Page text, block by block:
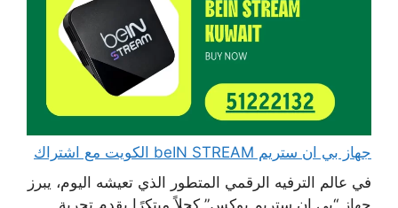
جهاز بي ان ستريم beIN STREAM الكويت مع اشتراك
في عالم الترفيه الرقمي المتطور الذي تعيشه اليوم، يبرز
جهاز “بي إن ستريم بوكس” كحلاً مبتكرًا يقدم تجربة